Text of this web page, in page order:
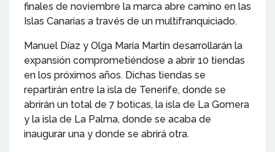
finales de noviembre la marca abre camino en las
Islas Canarias a través de un multifranquiciado.
Manuel Díaz y Olga María Martín desarrollarán la
expansión comprometiéndose a abrir 10 tiendas
en los próximos años. Dichas tiendas se
repartirán entre la isla de Tenerife, donde se
abrirán un total de 7 boticas, la isla de La Gomera
y la isla de La Palma, donde se acaba de
inaugurar una y donde se abrirá otra.